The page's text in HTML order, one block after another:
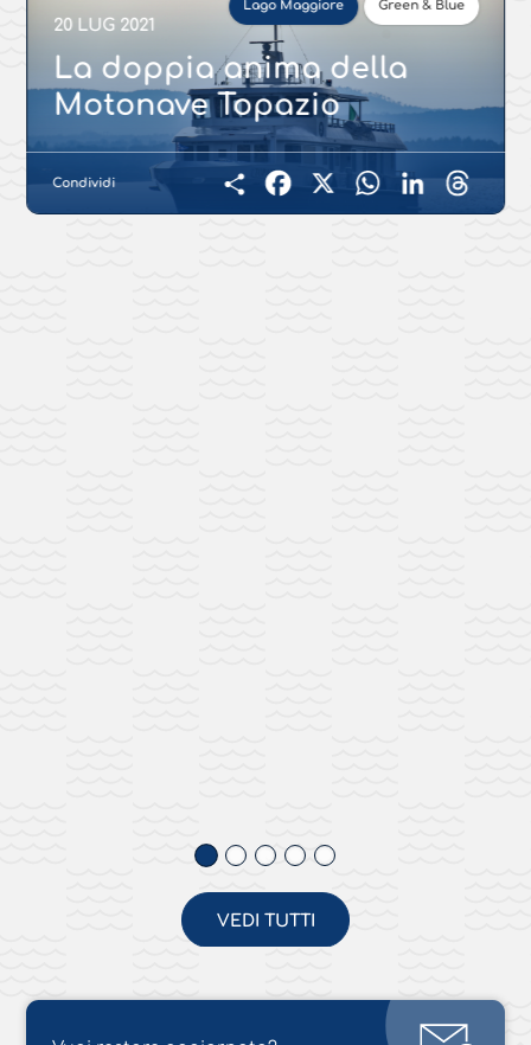
20 LUG 2021
La doppia anima della
Motonave Topazio
Lago Maggiore Green & Blue
Condividi
CondividiFacebook
X WhatsApp
LinkedInThreads
VEDI TUTTI